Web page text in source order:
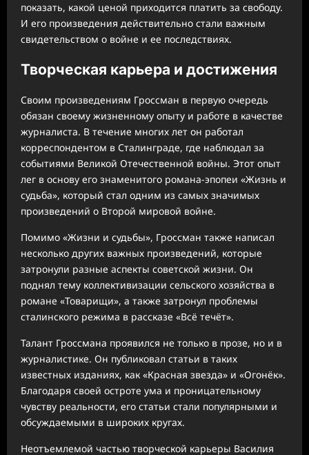
показать, какой ценой приходится платить за свободу.
И его произведения действительно стали важным
свидетельством о войне и ее последствиях.
Творческая карьера и достижения
Своим произведениям Гроссман в первую очередь
обязан своему жизненному опыту и работе в качестве
журналиста. В течение многих лет он работал
корреспондентом в Сталинграде, где наблюдал за
событиями Великой Отечественной войны. Этот опыт
лег в основу его знаменитого романа-эпопеи «Жизнь и
судьба», который стал одним из самых значимых
произведений о Второй мировой войне.
Помимо «Жизни и судьбы», Гроссман также написал
несколько других важных произведений, которые
затронули разные аспекты советской жизни. Он
поднял тему коллективизации сельского хозяйства в
романе «Товарищи», а также затронул проблемы
сталинского режима в рассказе «Всё течёт».
Талант Гроссмана проявился не только в прозе, но и в
журналистике. Он публиковал статьи в таких
известных изданиях, как «Красная звезда» и «Огонёк».
Благодаря своей остроте ума и проницательному
чувству реальности, его статьи стали популярными и
обсуждаемыми в широких кругах.
Неотъемлемой частью творческой карьеры Василия